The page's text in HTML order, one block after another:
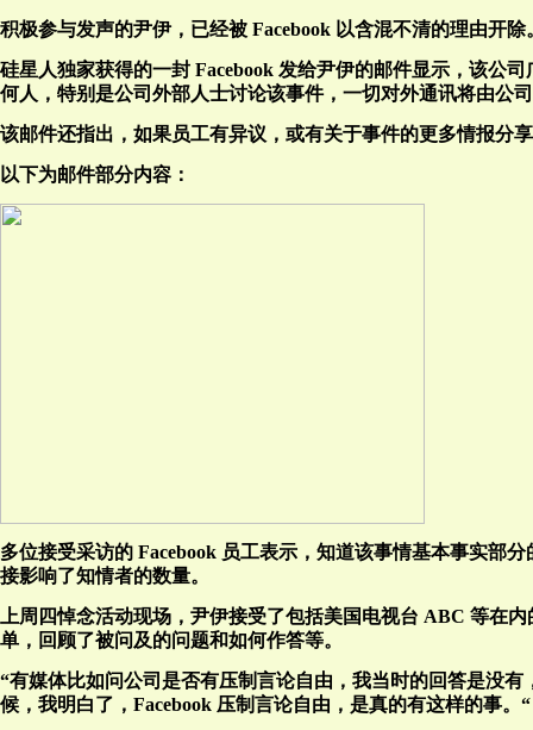
积极参与发声的尹伊，已经被 Facebook 以含混不清的理由开除
硅星人独家获得的一封 Facebook 发给尹伊的邮件显示，该公
何人，特别是公司外部人士讨论该事件，一切对外通讯将由公
该邮件还指出，如果员工有异议，或有关于事件的更多情报分
以下为邮件部分内容：
多位接受采访的 Facebook 员工表示，知道该事情基本事实部
接影响了知情者的数量。
上周四悼念活动现场，尹伊接受了包括美国电视台 ABC 等在
单，回顾了被问及的问题和如何作答等。
“有媒体比如问公司是否有压制言论自由，我当时的回答是没
候，我明白了，Facebook 压制言论自由，是真的有这样的事。“